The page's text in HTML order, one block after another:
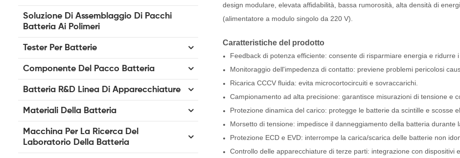
Soluzione Di Assemblaggio Di Pacchi
Batteria Ai Polimeri
Tester Per Batterie
Componente Del Pacco Batteria
Batteria R&D Linea Di Apparecchiature
Materiali Della Batteria
Macchina Per La Ricerca Del
Laboratorio Della Batteria
design modulare, elevata affidabilità, bassa rumorosità, alta densità di
(alimentatore a modulo singolo da 220 V).
Caratteristiche del prodotto
Feedback di potenza efficiente: consente di risparmiare energia e ridurre
Monitoraggio dell'impedenza di contatto: previene problemi pericolosi
Ricarica CCCV fluida: evita microcortocircuiti e sovraccarichi.
Campionamento ad alta precisione: garantisce misurazioni di tensione e
Protezione dinamica del carico: protegge le batterie da scintille e scosse
Morsetto di tensione: impedisce il danneggiamento della batteria durante
Protezione ECD e EVD: interrompe la carica/scarica delle batterie non
Controllo delle apparecchiature di terze parti: integrazione con dispositivi